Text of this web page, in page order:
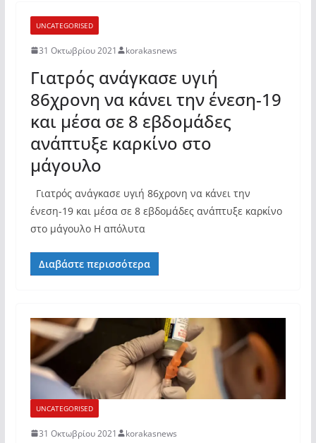
UNCATEGORISED
31 Οκτωβρίου 2021 korakasnews
Γιατρός ανάγκασε υγιή
86χρονη να κάνει την ένεση-19
και μέσα σε 8 εβδομάδες
ανάπτυξε καρκίνο στο
μάγουλο
Γιατρός ανάγκασε υγιή 86χρονη να κάνει την
ένεση-19 και μέσα σε 8 εβδομάδες ανάπτυξε καρκίνο
στο μάγουλο Η απόλυτα
Διαβάστε περισσότερα
UNCATEGORISED
31 Οκτωβρίου 2021 korakasnews